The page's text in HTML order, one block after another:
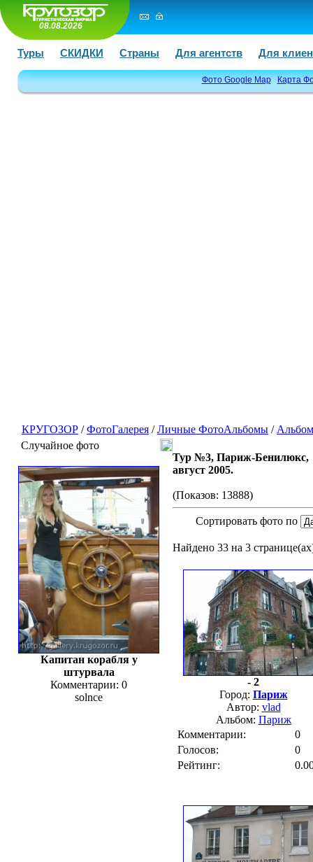
08.08.2026
Туры СКИДКИ Страны Для агентств Для
Фото Google Map Карта
КРУГОЗОР /ФотоГалерея /Личные ФотоАльбомы /
Случайное фото
Капитан корабля у
штурвала
Комментарии: 0
solnce
Тур №3, Париж-Бенилюкс,
август 2005.
(Показов: 13888)
Сортировать фото по
Найдено 33 на 3
- 2
Город: Париж
Автор: vlad
Альбом: Париж
Комментарии:
0
Голосов:
0
Рейтинг: